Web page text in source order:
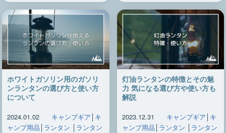
ホワイトガソリン用のガソリ
ンランタンの選び方と使い方
について
2024.01.02 キャンプギア キ
ャンプ用品 ランタン ランタン
灯油ランタンの特徴とその魅
力 気になる選び方や使い方も
解説
2023.12.31 キャンプギア キ
ャンプ用品 ランタン ランタン